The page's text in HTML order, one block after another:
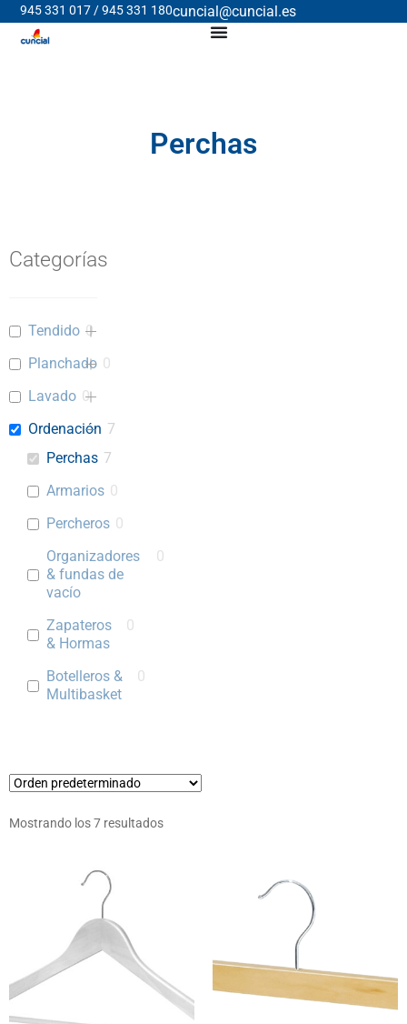
945 331 017 / 945 331 180cuncial@cuncial.es
Perchas
Categorías
Tendido 0
Planchado 0
Lavado 0
Ordenación 7
Perchas 7
Armarios 0
Percheros 0
Organizadores
& fundas de
vacío
0
Zapateros
& Hormas
0
Botelleros &
Multibasket
0
Mostrando los 7 resultados